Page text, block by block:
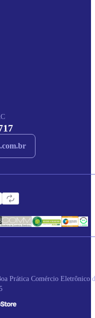
Prática Comércio Eletrônico